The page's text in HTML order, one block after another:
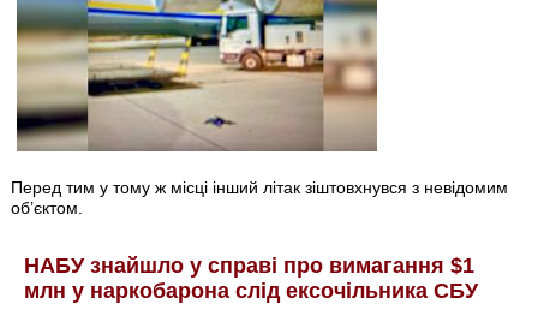
Перед тим у тому ж місці інший літак зіштовхнувся з невідомим
об’єктом.
НАБУ знайшло у справі про вимагання $1
млн у наркобарона слід ексочільника СБУ